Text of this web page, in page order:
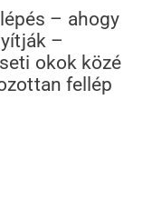
– ahogy
–
okok közé
fellép